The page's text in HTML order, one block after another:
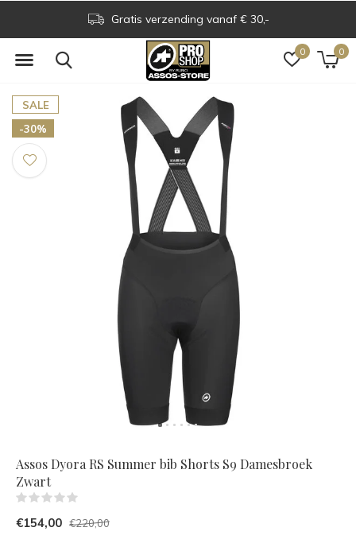
0 0
Assos Boutique op grens NL & BE
SALE
-30%
Assos Dyora RS Summer bib Shorts S9 Damesbroek
Zwart
€154,00 €220,00